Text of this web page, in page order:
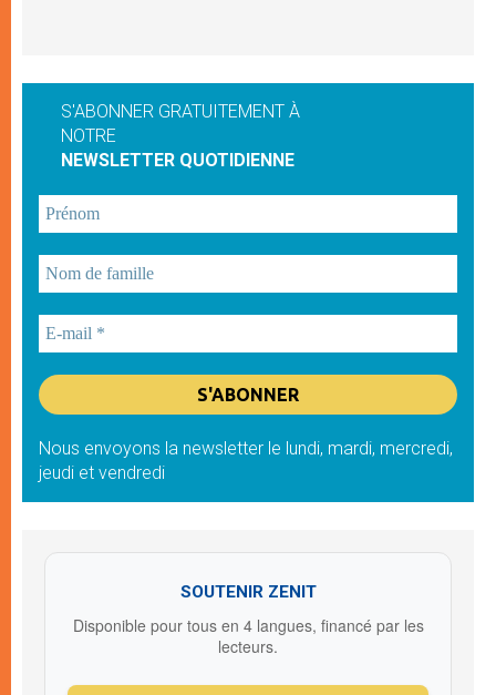
S'ABONNER GRATUITEMENT À
NOTRE
NEWSLETTER QUOTIDIENNE
Nous envoyons la newsletter le lundi, mardi, mercredi,
jeudi et vendredi
SOUTENIR ZENIT
Disponible pour tous en 4 langues, financé par les
lecteurs.